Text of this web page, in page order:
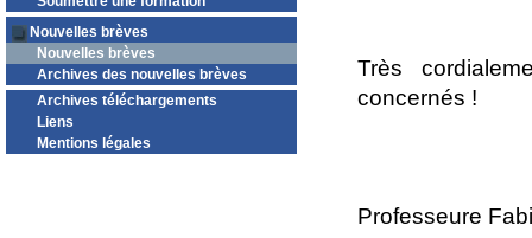
Nouvelles brèves
Nouvelles brèves
Archives des nouvelles brèves
Archives téléchargements
Liens
Mentions légales
Très
concernés !
Professeure